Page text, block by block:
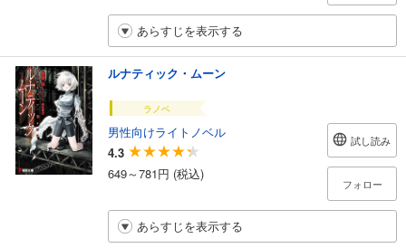
あらすじを表示する
ルナティック・ムーン
ラノベ
男性向けライトノベル
4.3
649～781円 (税込)
試し読み
フォロー
あらすじを表示する